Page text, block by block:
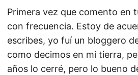
Primera vez que comento en
con frecuencia. Estoy de
escribes, yo fuí un bloggero
como decimos en mi tierra,
años lo cerré, pero lo bueno